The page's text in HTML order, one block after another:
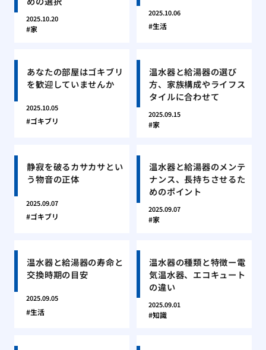
2025.10.20
家
2025.10.06
生活
あなたの部屋はゴキブリ
を歓迎していませんか
2025.10.05
ゴキブリ
温水器と給湯器の選び
方、家族構成やライフス
タイルに合わせて
2025.09.15
家
静寂を破るカサカサとい
う物音の正体
2025.09.07
ゴキブリ
温水器と給湯器のメンテ
ナンス、長持ちさせるた
めのポイント
2025.09.07
家
温水器と給湯器の寿命と
交換時期の目安
2025.09.05
生活
温水器の種類と特徴ー電
気温水器、エコキュート
の違い
2025.09.01
知識